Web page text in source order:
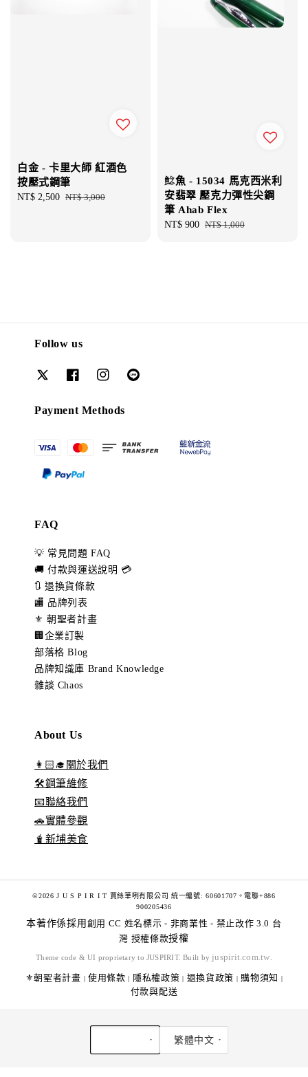
白金 - 卡里大師 紅酒色
按壓式鋼筆
Sale
NT$ 2,500 Regular
NT$ 3,000
鯰魚 - 15034 馬克西米利
安翡翠 壓克力彈性尖鋼
筆 Ahab Flex
Sale
NT$ 900 Regular
NT$ 1,000
Follow us
Payment Methods
FAQ
💡 常見問題 FAQ
🚚 付款與運送說明 💳
🔃 退換貨條款
🏬 品牌列表
⚜️ 朝聖者計畫
🏢企業訂製
部落格 Blog
品牌知識庫 Brand Knowledge
雜談 Chaos
About Us
👩🏻‍🎓關於我們
🛠️鋼筆維修
📧聯絡我們
🚗實體參觀
🧋新埔美食
©2026 J U S P I R I T 賈絲筆咧有限公司 統一編號: 60601707。電聯+886
900205436
本著作係採用 創用 CC 姓名標示 - 非商業性 - 禁止改作 3.0 台
灣 授權條款授權
Theme code & UI proprietary to JUSPIRIT. Built by juspirit.com.tw.
⚜️朝聖者計畫 使用條款 隱私權政策 退換貨政策 購物須知
付款與配送